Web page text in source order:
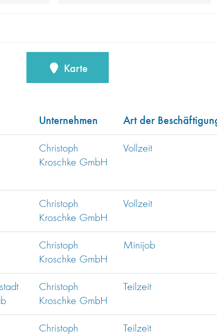
Karte
Unternehmen Art der
Christoph
Kroschke GmbH
Vollzeit
Christoph
Kroschke GmbH
Vollzeit
Christoph
Kroschke GmbH
Minijob
Christoph
Kroschke GmbH
Teilzeit
Christoph
Teilzeit